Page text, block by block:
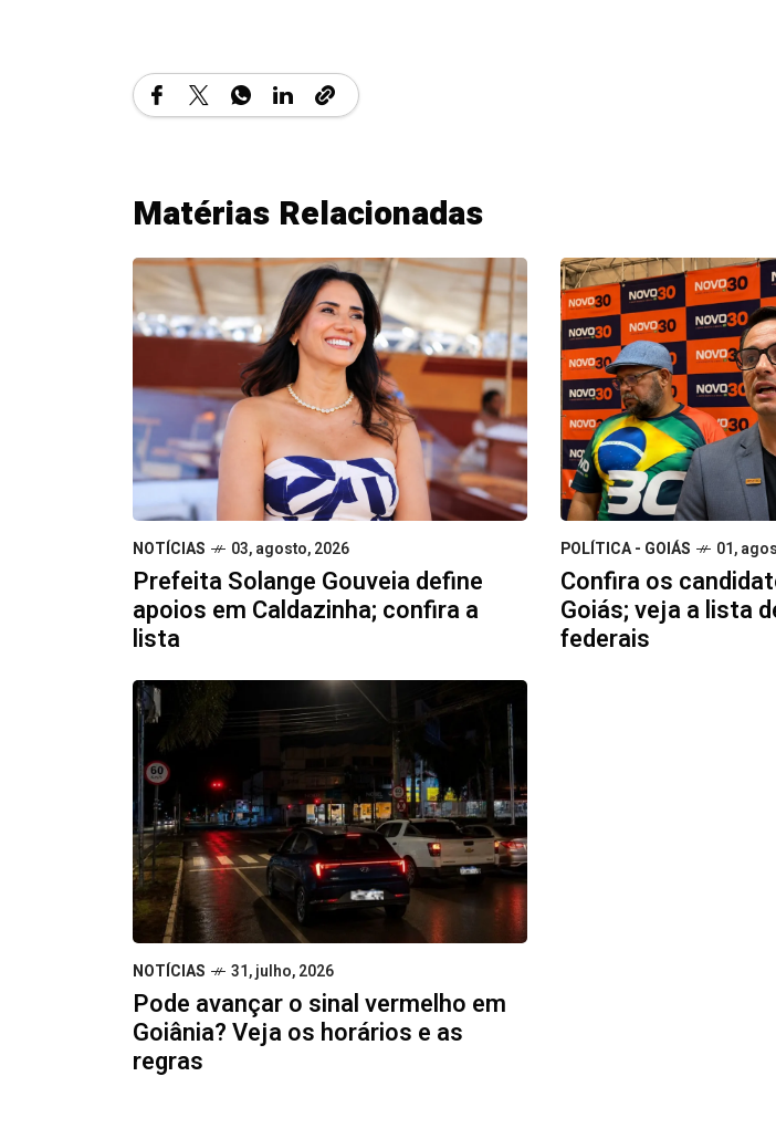
Matérias Relacionadas
NOTÍCIAS 03, agosto, 2026
Prefeita Solange Gouveia define
apoios em Caldazinha; confira a
lista
POLÍTICA - GOIÁS 01,
Confira os
Goiás; veja a lista
federais
NOTÍCIAS 31, julho, 2026
Pode avançar o sinal vermelho em
Goiânia? Veja os horários e as
regras